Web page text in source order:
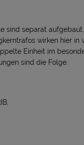
sind separat
wirken hier
Einheit im
sind die Folge.